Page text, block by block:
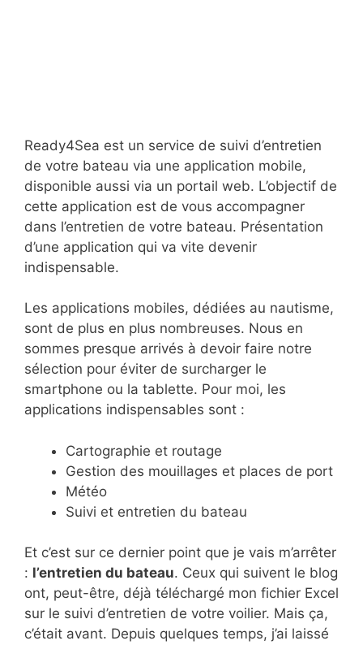
Ready4Sea est un service de suivi d’entretien
de votre bateau via une application mobile,
disponible aussi via un portail web. L’objectif de
cette application est de vous accompagner
dans l’entretien de votre bateau. Présentation
d’une application qui va vite devenir
indispensable.
Les applications mobiles, dédiées au nautisme,
sont de plus en plus nombreuses. Nous en
sommes presque arrivés à devoir faire notre
sélection pour éviter de surcharger le
smartphone ou la tablette. Pour moi, les
applications indispensables sont :
Cartographie et routage
Gestion des mouillages et places de port
Météo
Suivi et entretien du bateau
Et c’est sur ce dernier point que je vais m’arrêter
: l’entretien du bateau. Ceux qui suivent le blog
ont, peut-être, déjà téléchargé mon fichier Excel
sur le suivi d’entretien de votre voilier. Mais ça,
c’était avant. Depuis quelques temps, j’ai laissé